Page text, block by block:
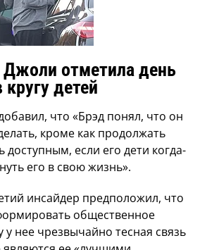
отметила день
детей
что «Брэд понял, что он
кроме как продолжать
если его дети когда-
его в свою жизнь».
инсайдер предположил, что
общественное
у нее чрезвычайно тесная связь